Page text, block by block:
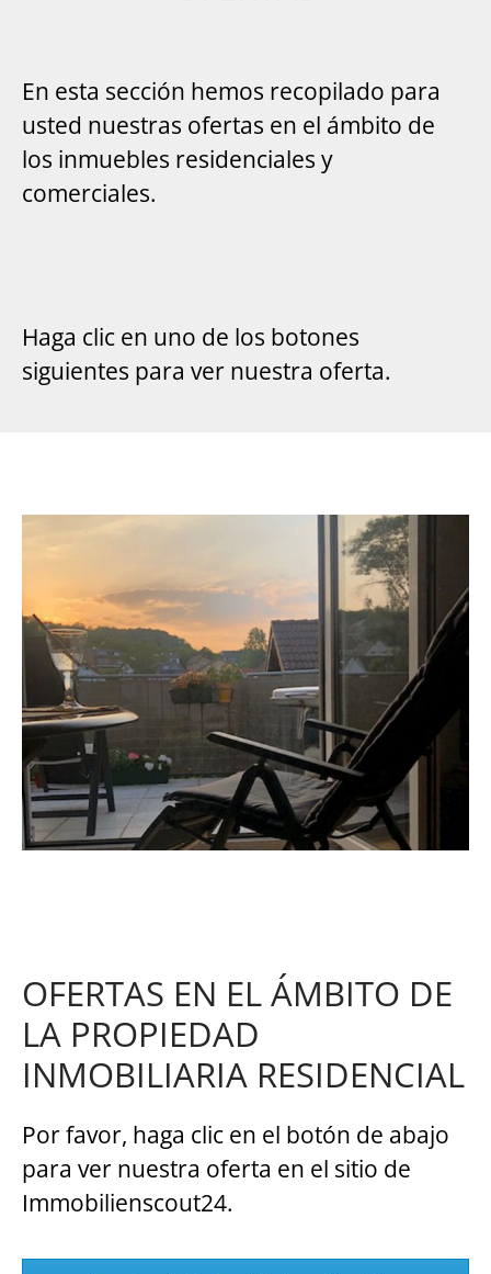
En esta sección hemos recopilado para
usted nuestras ofertas en el ámbito de
los inmuebles residenciales y
comerciales.
Haga clic en uno de los botones
siguientes para ver nuestra oferta.
OFERTAS EN EL ÁMBITO DE
LA PROPIEDAD
INMOBILIARIA RESIDENCIAL
Por favor, haga clic en el botón de abajo
para ver nuestra oferta en el sitio de
Immobilienscout24.